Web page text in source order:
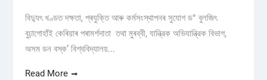
বিদ্যুৎ খণ্ডত দক্ষতা, প্ৰযুক্তি আৰু কৰ্মসংস্থাপনৰ সুযোগ ড° বুলজিৎ
বুঢ়াগোহাঁই কেৰিয়াৰ পৰামৰ্শদাতা তথা মুৰব্বী, যান্ত্রিক অভিযান্ত্রিক বিভাগ,
অসম ডন বস্ক’ বিশ্ববিদ্যালয়...
Read More